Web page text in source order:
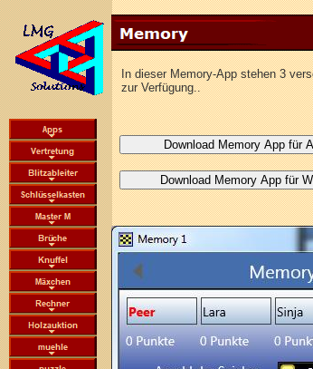
In dieser Memory-App stehen 3
zur Verfügung..